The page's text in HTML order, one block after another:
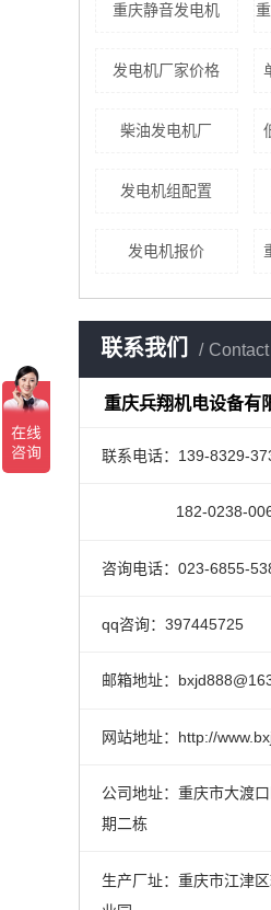
重庆静音发电机
发电机厂家价格
柴油发电机厂
发电机组配置
发电机报价
联系我们
重庆兵翔机电设备有
联系电话：139-8329-
182-0238-
咨询电话：023-6855-
qq咨询：397445725
邮箱地址：
网站地址：http://
公司地址：重庆市大渡
期二栋
生产厂址：重庆市江津